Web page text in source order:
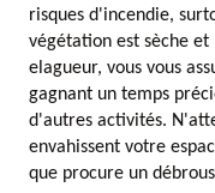
risques d'incendie,
végétation est sèche et
elagueur, vous vous
gagnant un temps
d'autres activités.
envahissent votre
que procure un